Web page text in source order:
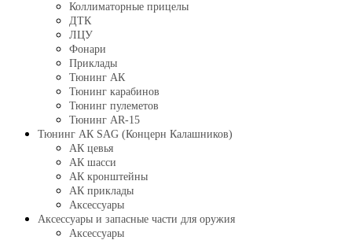
Коллиматорные прицелы
ДТК
ЛЦУ
Фонари
Приклады
Тюнинг АК
Тюнинг карабинов
Тюнинг пулеметов
Тюнинг AR-15
Тюнинг АК SAG (Концерн Калашников)
АК цевья
АК шасси
АК кронштейны
АК приклады
Аксессуары
Аксессуары и запасные части для оружия
Аксессуары